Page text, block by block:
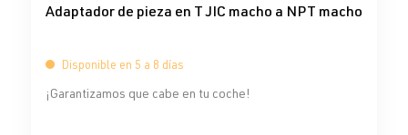
Adaptador de pieza en T JIC macho a NPT macho
Disponible en 5 a 8 días
¡Garantizamos que cabe en tu coche!